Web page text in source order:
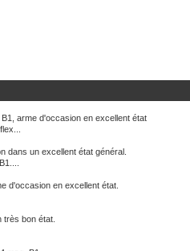
arme d'occasion en excellent état
dans un excellent état général.
d'occasion en excellent état.
très bon état.